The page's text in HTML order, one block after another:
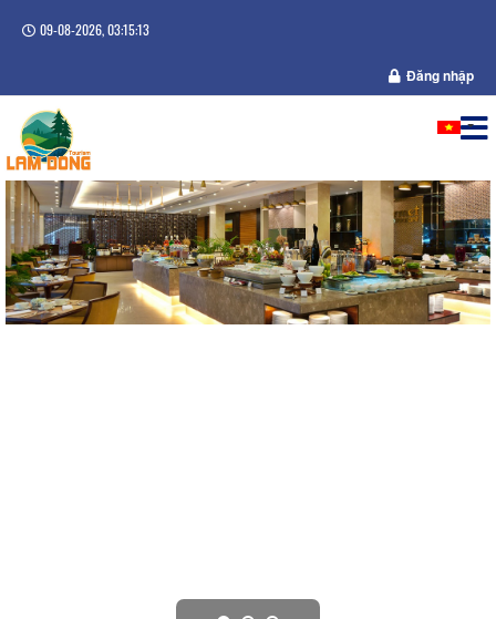
09-08-2026, 03:15:13
Đăng nhập